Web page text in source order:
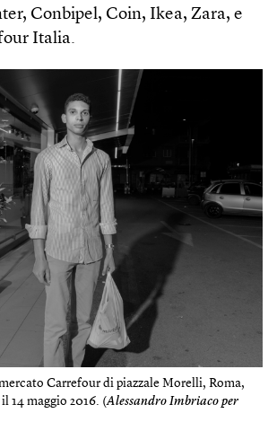
Conbipel, Coin, Ikea, Zara, e
Italia.
Carrefour di piazzale Morelli, Roma,
14 maggio 2016. (Alessandro Imbriaco per